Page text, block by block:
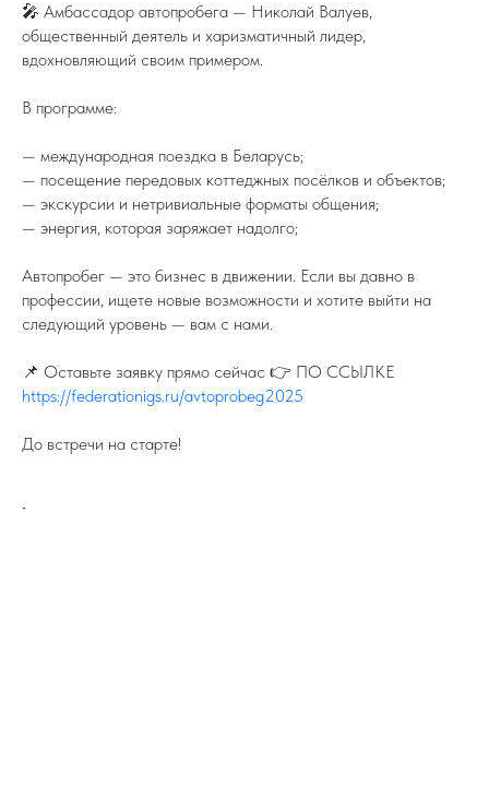
🎤 Амбассадор автопробега — Николай Валуев,
общественный деятель и харизматичный лидер,
вдохновляющий своим примером.
В программе:
— международная поездка в Беларусь;
— посещение передовых коттеджных посёлков и объектов;
— экскурсии и нетривиальные форматы общения;
— энергия, которая заряжает надолго;
Автопробег — это бизнес в движении. Если вы давно в
профессии, ищете новые возможности и хотите выйти на
следующий уровень — вам с нами.
📌 Оставьте заявку прямо сейчас 👉 ПО ССЫЛКЕ
https://federationigs.ru/avtoprobeg2025
До встречи на старте!
-